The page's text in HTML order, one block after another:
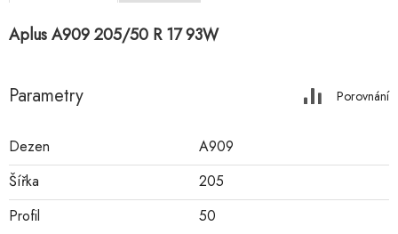
Aplus A909 205/50 R 17 93W
Parametry Porovnání
Dezen
A909
Šířka
205
Profil
50